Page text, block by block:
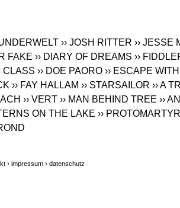
›› JOSH RITTER ›› JESSE
FAKE ›› DIARY OF DREAMS ››
CLASS ›› DOE PAORO ›› ESCAPE
›› FAY HALLAM ›› STARSAILOR ›› A
›› VERT ›› MAN BEHIND TREE ››
ON THE LAKE ›› PROTOMARTYR
› impressum › datenschutz